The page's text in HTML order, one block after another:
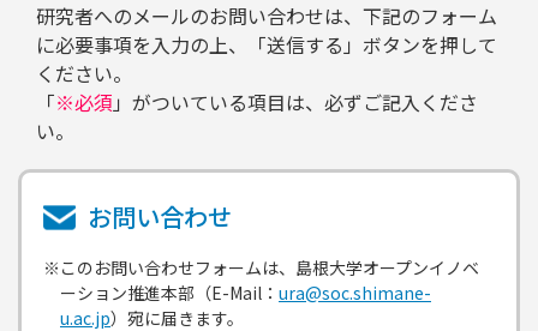
研究者へのメールのお問い合わせは、下記のフォーム
に必要事項を入力の上、「送信する」ボタンを押して
ください。
「※必須 」がついている項目は、必ずご記入くださ
い。
お問い合わせ
※このお問い合わせフォームは、島根大学オープンイノベ
ーション推進本部（E-Mail： ura@soc.shimane-
u.ac.jp）宛に届きます。